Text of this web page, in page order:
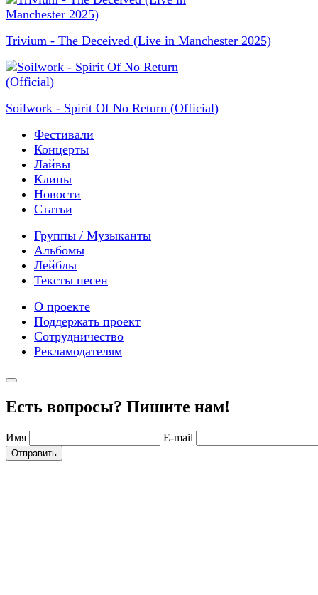
Trivium - The Deceived (Live in Manchester 2025)
Soilwork - Spirit Of No Return (Official)
Фестивали
Концерты
Лайвы
Клипы
Новости
Статьи
Группы / Музыканты
Альбомы
Лейблы
Тексты песен
О проекте
Поддержать проект
Сотрудничество
Рекламодателям
Есть вопросы? Пишите нам!
Имя E-mail